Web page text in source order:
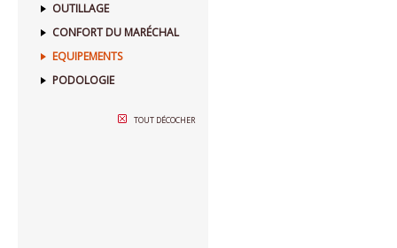
OUTILLAGE
CONFORT DU MARÉCHAL
EQUIPEMENTS
PODOLOGIE
TOUT DÉCOCHER